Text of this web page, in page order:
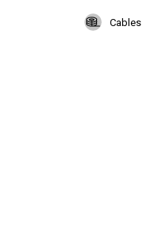
Cables